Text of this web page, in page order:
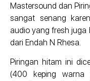
Mastersound dan
sangat senang
audio yang fresh juga
dari Endah N Rhesa.
Piringan hitam ini
(400 keping warna